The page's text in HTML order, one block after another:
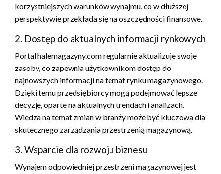
korzystniejszych warunków wynajmu, co w dłuższej
perspektywie przekłada się na oszczędności finansowe.
2. Dostęp do aktualnych informacji rynkowych
Portal halemagazyny.com regularnie aktualizuje swoje
zasoby, co zapewnia użytkownikom dostęp do
najnowszych informacji na temat rynku magazynowego.
Dzięki temu przedsiębiorcy mogą podejmować lepsze
decyzje, oparte na aktualnych trendach i analizach.
Wiedza na temat zmian w branży może być kluczowa dla
skutecznego zarządzania przestrzenią magazynową.
3. Wsparcie dla rozwoju biznesu
Wynajem odpowiedniej przestrzeni magazynowej jest